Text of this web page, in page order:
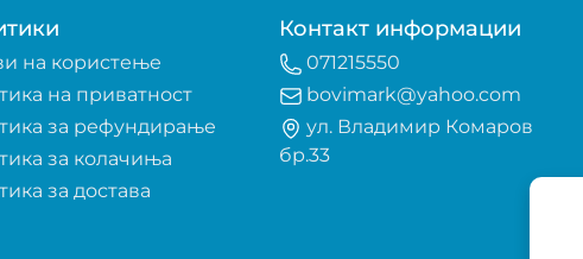
на користење
на приватност
за рефундирање
за колачиња
за достава
Контакт информации
071215550
bovimark@yahoo.com
ул. Владимир Комаров
бр.33